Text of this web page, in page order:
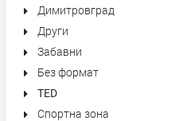
Димитровград
Други
Забавни
Без формат
TED
Спортна зона